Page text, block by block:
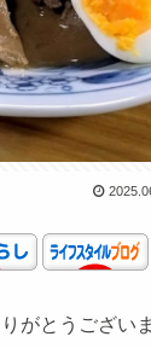
がとうござい